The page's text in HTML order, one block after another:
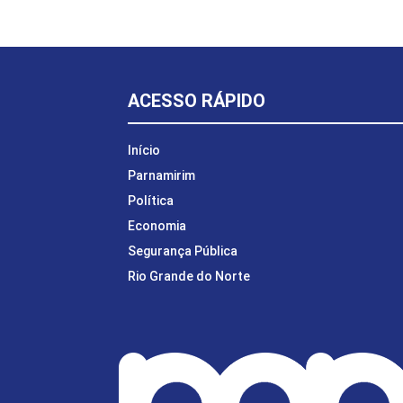
ACESSO RÁPIDO
Início
Parnamirim
Política
Economia
Segurança Pública
Rio Grande do Norte